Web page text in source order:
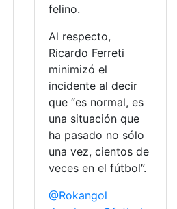
felino.
Al respecto,
Ricardo Ferreti
minimizó el
incidente al decir
que “es normal, es
una situación que
ha pasado no sólo
una vez, cientos de
veces en el fútbol”.
@Rokangol